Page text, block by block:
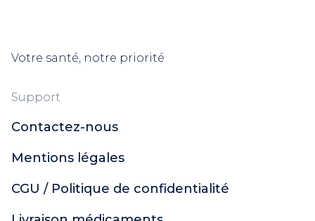
Votre santé, notre priorité
Support
Contactez-nous
Mentions légales
CGU / Politique de confidentialité